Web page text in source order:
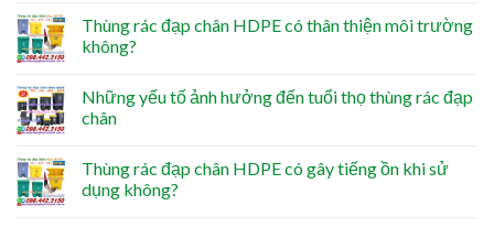
Thùng rác đạp chân HDPE có thân thiện môi trường
không?
Những yếu tố ảnh hưởng đến tuổi thọ thùng rác đạp
chân
Thùng rác đạp chân HDPE có gây tiếng ồn khi sử
dụng không?